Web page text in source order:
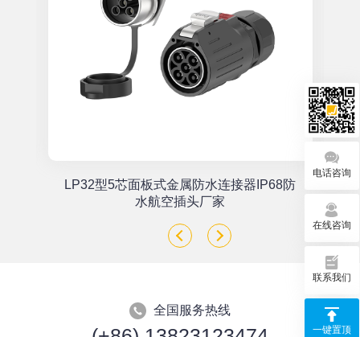
LP32型5芯面板式金属防水连接器IP68防
水航空插头厂家
全国服务热线
电话咨询
在线咨询
联系我们
一键置顶